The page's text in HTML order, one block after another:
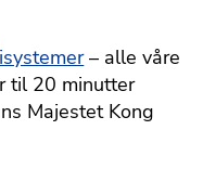
– alle våre
til 20 minutter
Majestet Kong